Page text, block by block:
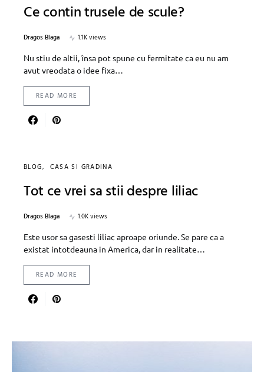
Ce contin trusele de scule?
Dragos Blaga
1.1K views
Nu stiu de altii, însa pot spune cu fermitate ca eu nu am
avut vreodata o idee fixa…
READ MORE
BLOG CASA SI GRADINA
Tot ce vrei sa stii despre liliac
Dragos Blaga
1.0K views
Este usor sa gasesti liliac aproape oriunde. Se pare ca a
existat intotdeauna in America, dar in realitate…
READ MORE